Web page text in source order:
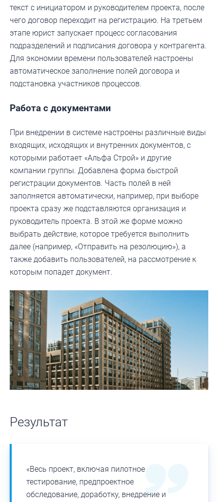
текст с инициатором и руководителем проекта, после
чего договор переходит на регистрацию. На третьем
этапе юрист запускает процесс согласования
подразделений и подписания договора у контрагента.
Для экономии времени пользователей настроены
автоматическое заполнение полей договора и
подстановка участников процессов.
Работа с документами
При внедрении в системе настроены различные виды
входящих, исходящих и внутренних документов, с
которыми работает «Альфа Строй» и другие
компании группы. Добавлена форма быстрой
регистрации документов. Часть полей в ней
заполняется автоматически, например, при выборе
проекта сразу же подставляются организация и
руководитель проекта. В этой же форме можно
выбрать действие, которое требуется выполнить
далее (например, «Отправить на резолюцию»), а
также добавить пользователей, на рассмотрение к
которым попадет документ.
Результат
«Весь проект, включая пилотное
тестирование, предпроектное
обследование, доработку, внедрение и